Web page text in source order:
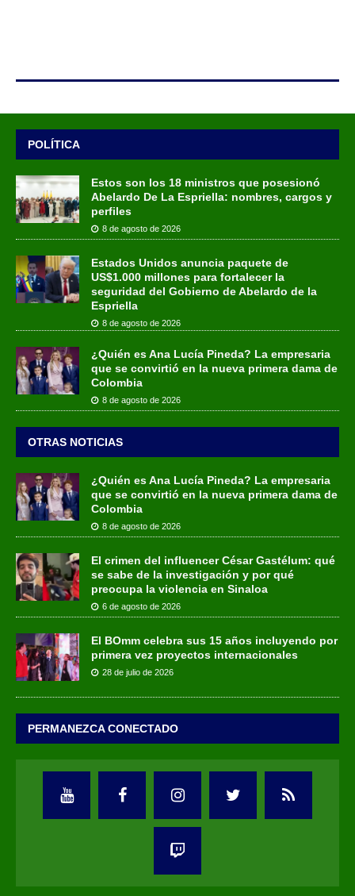
POLÍTICA
Estos son los 18 ministros que posesionó
Abelardo De La Espriella: nombres, cargos y
perfiles
8 de agosto de 2026
Estados Unidos anuncia paquete de
US$1.000 millones para fortalecer la
seguridad del Gobierno de Abelardo de la
Espriella
8 de agosto de 2026
¿Quién es Ana Lucía Pineda? La empresaria
que se convirtió en la nueva primera dama de
Colombia
8 de agosto de 2026
OTRAS NOTICIAS
¿Quién es Ana Lucía Pineda? La empresaria
que se convirtió en la nueva primera dama de
Colombia
8 de agosto de 2026
El crimen del influencer César Gastélum: qué
se sabe de la investigación y por qué
preocupa la violencia en Sinaloa
6 de agosto de 2026
El BOmm celebra sus 15 años incluyendo por
primera vez proyectos internacionales
28 de julio de 2026
PERMANEZCA CONECTADO